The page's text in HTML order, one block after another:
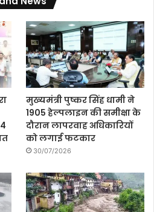
मुख्यमंत्री पुष्कर सिंह धामी ने
1905 हेल्पलाइन की समीक्षा के
दौरान लापरवाह अधिकारियों
को लगाई फटकार
30/07/2026